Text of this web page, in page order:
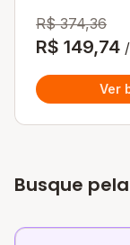
R$ 374,36
R$ 149,74
Ver
Busque